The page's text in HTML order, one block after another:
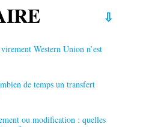
Western Union n’est
de temps un transfert
ou modification : quelles